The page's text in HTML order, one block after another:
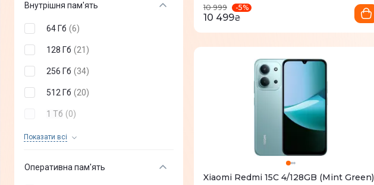
RugOne ( +2)
Google (+
Redmi 17
Внутрішня пам'ять
64 Гб (6)
128 Гб (21 )
256 Гб (34)
512 Гб (20)
1 Тб (0)
Показати всi
2 Тб ( 0)
Оперативна пам'ять
10 999
-5%
10 499₴
Xiaomi Redmi 15C 4/128GB (Mint Green)